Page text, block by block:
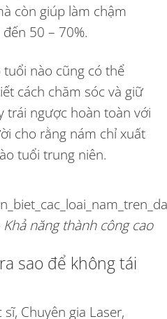
còn giúp làm chậm
50 – 70%.
nào cũng có thể
cách chăm sóc và giữ
trái ngược hoàn toàn với
cho rằng nám chỉ xuất
tuổi trung niên.
năng thành công cao
sao để không tái
Chuyên gia Laser,